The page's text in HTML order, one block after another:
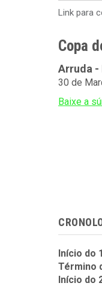
Link para
Copa
Arruda -
30 de
Baixe a
Início do
Término
Início do